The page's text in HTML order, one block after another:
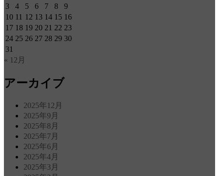
3
4 5 6 7 8
9
10 11 12 13 14 15 16
17 18 19 20 21 22 23
24 25 26 27 28 29 30
31
« 12月
アーカイブ
2025年12月
2025年9月
2025年8月
2025年7月
2025年6月
2025年4月
2025年3月